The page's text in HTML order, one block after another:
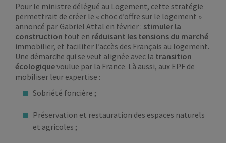
Pour le ministre délégué au Logement, cette stratégie
permettrait de créer le « choc d’offre sur le logement »
annoncé par Gabriel Attal en février : stimuler la
construction tout en réduisant les tensions du marché
immobilier, et faciliter l’accès des Français au logement.
Une démarche qui se veut alignée avec la transition
écologiquevoulue par la France. Là aussi, aux EPF de
mobiliser leur expertise :
Sobriété foncière ;
Préservation et restauration des espaces naturels
et agricoles ;